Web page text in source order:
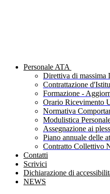
Personale ATA
Direttiva di massima
Contrattazione
Formazione -
Orario Ricevimento
Normativa
Modulistica
Assegnazione ai
Piano annuale delle
Contratto Collettivo
Contatti
Scrivici
Dichiarazione di
NEWS